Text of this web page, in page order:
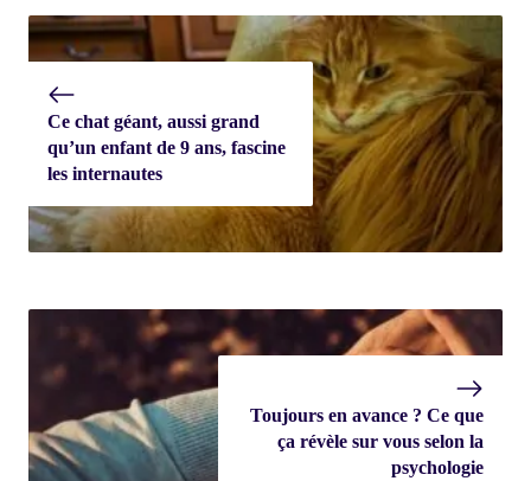
Ce chat géant, aussi grand
qu’un enfant de 9 ans, fascine
les internautes
Toujours en avance ? Ce que
ça révèle sur vous selon la
psychologie